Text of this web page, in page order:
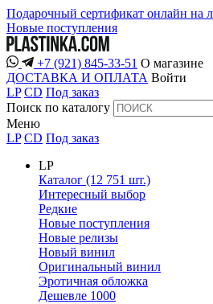
Подарочный сертификат онлайн на
Новые поступления
+7 (921) 845-33-51 О магазине
ДОСТАВКА И ОПЛАТА Войти
LP CD Под заказ
Поиск по каталогу
Меню
LP CD Под заказ
LP
Каталог (12 751 шт.)
Интересный выбор
Редкие
Новые поступления
Новые релизы
Новый винил
Оригинальный винил
Эротичная обложка
Дешевле 1000